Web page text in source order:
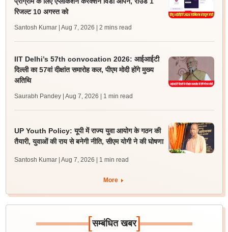
रिजल्ट 10 अगस्त को
Santosh Kumar | Aug 7, 2026 | 2 mins read
IIT Delhi’s 57th convocation 2026: आईआईटी
दिल्ली का 57वां दीक्षांत समारोह कल, पीएम मोदी होंगे मुख्य
अतिथि
Saurabh Pandey | Aug 7, 2026 | 1 min read
UP Youth Policy: यूपी में राज्य युवा आयोग के गठन की
तैयारी, युवाओं की राय से बनेगी नीति, सीएम योगी ने की घोषणा
Santosh Kumar | Aug 7, 2026 | 1 min read
More
[सम्बंधित खबर]